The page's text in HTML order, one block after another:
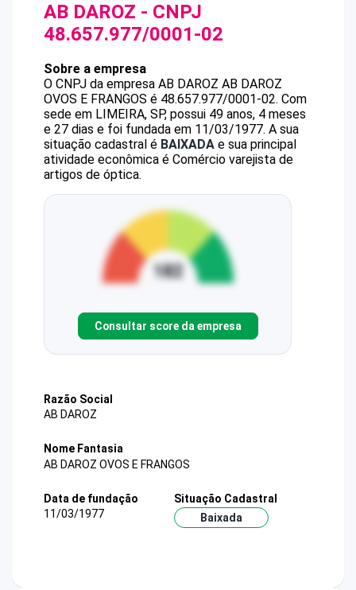
AB DAROZ - CNPJ
48.657.977/0001-02
Sobre a empresa
O CNPJ da empresa AB DAROZ AB DAROZ
OVOS E FRANGOS é 48.657.977/0001-02. Com
sede em LIMEIRA, SP, possui 49 anos, 4 meses
e 27 dias e foi fundada em 11/03/1977. A sua
situação cadastral é BAIXADA e sua principal
atividade econômica é Comércio varejista de
artigos de óptica.
Consultar score da empresa
Razão Social
AB DAROZ
Nome Fantasia
AB DAROZ OVOS E FRANGOS
Data de fundação
11/03/1977
Situação Cadastral
Baixada